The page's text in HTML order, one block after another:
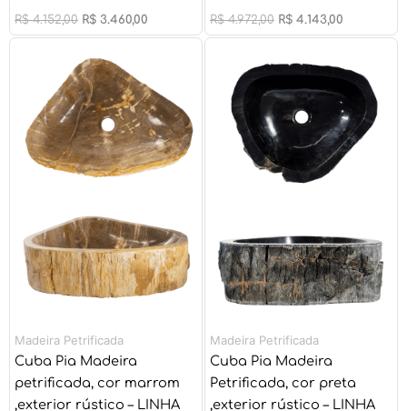
R$4.152,00 R$ 3.460,00 R$4.972,00 R$ 4.143,00
Madeira Petrificada
Cuba Pia Madeira
petrificada, cor marrom
,exterior rústico – LINHA
preço
original
era:
R$ 5.436,00.
atual
é:
R$ 4.530,00.
Madeira Petrificada
Cuba Pia Madeira
Petrificada, cor preta
,exterior rústico – LINHA
preço
original
era:
R$ 4.972,00.
preço
atual
R$ 4.143,00.